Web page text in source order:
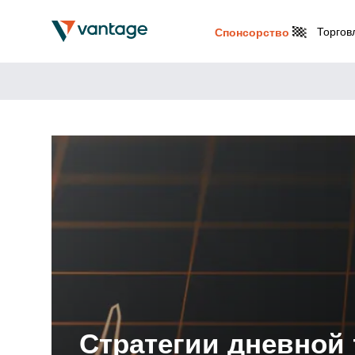
Спонсорство
Стратегии